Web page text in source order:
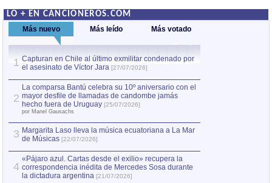
LO + EN CANCIONEROS.COM
Más nuevo Más leído Más votado
1 Capturan en Chile al último exmilitar condenado por
el asesinato de Víctor Jara [27/07/2026]
2
La comparsa Bantú celebra su 10º aniversario con el
mayor desfile de llamadas de candombe jamás
hecho fuera de Uruguay [25/07/2026]
por Manel Gausachs
3 Margarita Laso lleva la música ecuatoriana a La Mar
de Músicas [22/07/2026]
4
«Pájaro azul. Cartas desde el exilio» recupera la
correspondencia inédita de Mercedes Sosa durante
la dictadura argentina [21/07/2026]